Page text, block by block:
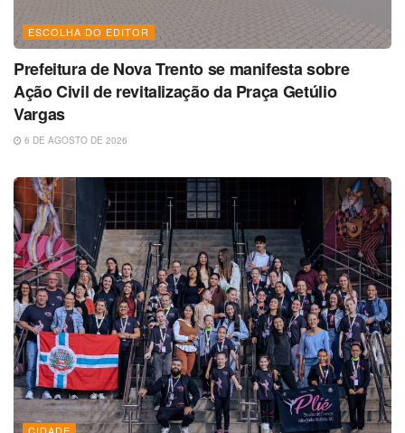
ESCOLHA DO EDITOR
Prefeitura de Nova Trento se manifesta sobre
Ação Civil de revitalização da Praça Getúlio
Vargas
6 DE AGOSTO DE 2026